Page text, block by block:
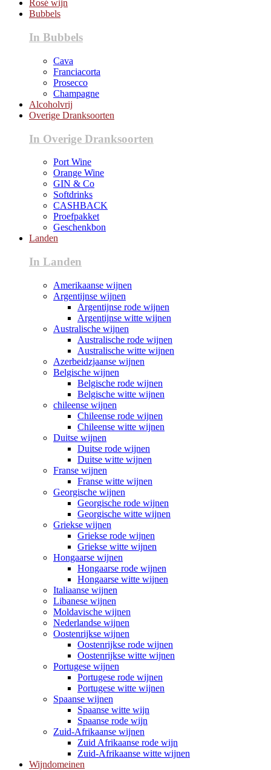
Rosé wijn
Bubbels
In Bubbels
Cava
Franciacorta
Prosecco
Champagne
Alcoholvrij
Overige Dranksoorten
In Overige Dranksoorten
Port Wine
Orange Wine
GIN & Co
Softdrinks
CASHBACK
Proefpakket
Geschenkbon
Landen
In Landen
Amerikaanse wijnen
Argentijnse wijnen
Argentijnse rode wijnen
Argentijnse witte wijnen
Australische wijnen
Australische rode wijnen
Australische witte wijnen
Azerbeidzjaanse wijnen
Belgische wijnen
Belgische rode wijnen
Belgische witte wijnen
chileense wijnen
Chileense rode wijnen
Chileense witte wijnen
Duitse wijnen
Duitse rode wijnen
Duitse witte wijnen
Franse wijnen
Franse witte wijnen
Georgische wijnen
Georgische rode wijnen
Georgische witte wijnen
Griekse wijnen
Griekse rode wijnen
Griekse witte wijnen
Hongaarse wijnen
Hongaarse rode wijnen
Hongaarse witte wijnen
Italiaanse wijnen
Libanese wijnen
Moldavische wijnen
Nederlandse wijnen
Oostenrijkse wijnen
Oostenrijkse rode wijnen
Oostenrijkse witte wijnen
Portugese wijnen
Portugese rode wijnen
Portugese witte wijnen
Spaanse wijnen
Spaanse witte wijn
Spaanse rode wijn
Zuid-Afrikaanse wijnen
Zuid Afrikaanse rode wijn
Zuid-Afrikaanse witte wijnen
Wijndomeinen